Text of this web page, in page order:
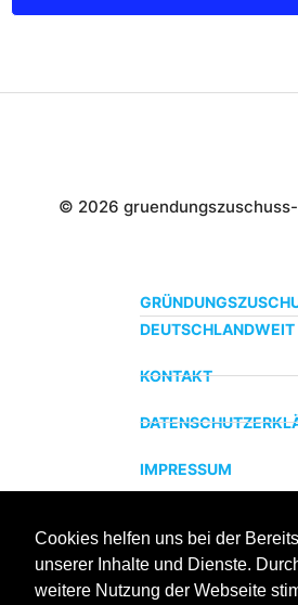
Cookies helfen uns bei der
unserer Inhalte und Dienste.
weitere Nutzung der Webseite
© 2026
DEUTSCHLANDWEIT
KONTAKT
IMPRESSUM
ZERTIFIZIERTER
Profitieren sie jetzt von unserer